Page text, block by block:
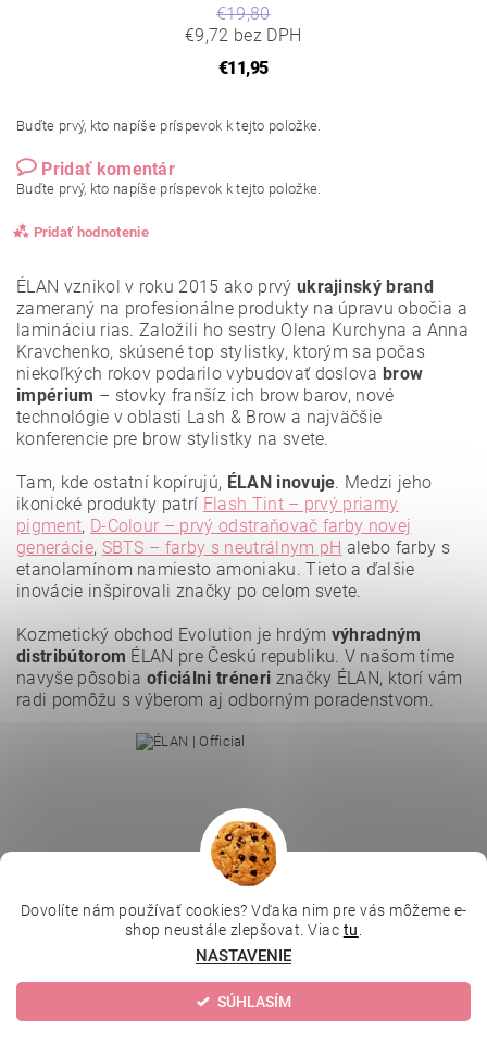
€19,80
€9,72 bez DPH
€11,95
Buďte prvý, kto napíše príspevok k tejto položke.
Pridať komentár
Buďte prvý, kto napíše príspevok k tejto položke.
Pridať hodnotenie
Vložením hodnotenie súhlasíte spodmienkami ochrany
osobných údajov.
ÉLAN vznikol v roku 2015 ako prvý ukrajinský brand
zameraný na profesionálne produkty na úpravu obočia a
lamináciu rias. Založili ho sestry Olena Kurchyna a Anna
Kravchenko, skúsené top stylistky, ktorým sa počas
niekoľkých rokov podarilo vybudovať doslovabrow
impérium – stovky franšíz ich brow barov, nové
technológie v oblasti Lash & Brow a najväčšie
konferencie pre brow stylistky na svete.
Tam, kde ostatní kopírujú, ÉLAN inovuje. Medzi jeho
ikonické produkty patrí Flash Tint – prvý priamy
pigment, D-Colour – prvý odstraňovač farby novej
generácie, SBTS – farby s neutrálnym pH alebo farby s
etanolamínom namiesto amoniaku. Tieto a ďalšie
inovácie inšpirovali značky po celom svete.
Kozmetický obchod Evolution je hrdým výhradným
distribútorom ÉLAN pre Českú republiku. V našom tíme
navyše pôsobia oficiálni tréneri značky ÉLAN, ktorí vám
radi pomôžu s výberom aj odborným poradenstvom.
Depilujeme.cz | Kosmetická škola | Online kosmetické kurzy |
MikroArt | Ella Baché
2026 © Kozmetický obchod, všetky práva vyhradenéUpraviť nastavenie cookies
Dovolíte nám používať cookies? Vďaka nim pre vás môžeme e-
shop neustále zlepšovat. Viac tu
NASTAVENIE
SÚHLASÍM